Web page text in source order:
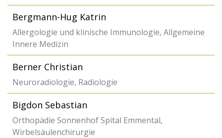
Bergmann-Hug Katrin
Allergologie und klinische Immunologie, Allgemeine
Innere Medizin
Berner Christian
Neuroradiologie, Radiologie
Bigdon Sebastian
Orthopädie Sonnenhof Spital Emmental,
Wirbelsäulenchirurgie